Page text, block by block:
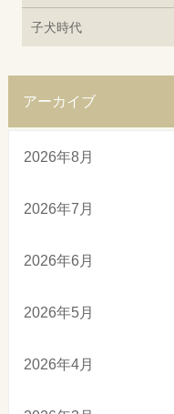
子犬時代
アーカイブ
2026年8月
2026年7月
2026年6月
2026年5月
2026年4月